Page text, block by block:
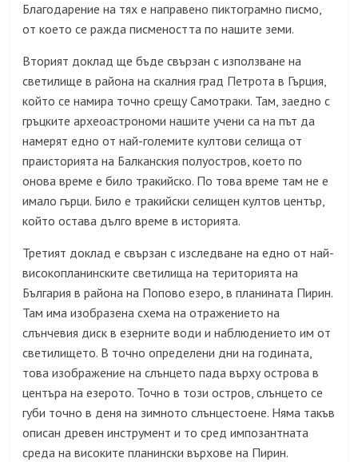
Благодарение на тях е направено пиктограмно писмо,
от което се ражда писмеността по нашите земи.
Вторият доклад ще бъде свързан с използване на
светилище в района на скалния град Петрота в Гърция,
който се намира точно срещу Самотраки. Там, заедно с
гръцките археоастрономи нашите учени са на път да
намерят едно от най-големите култови селища от
праисторията на Балканския полуостров, което по
онова време е било тракийско. По това време там не е
имало гърци. Било е тракийски селищен култов център,
който остава дълго време в историята.
Третият доклад е свързан с изследване на едно от най-
високопланинските светилища на територията на
България в района на Попово езеро, в планината Пирин.
Там има изобразена схема на отражението на
слънчевия диск в езерните води и наблюдението им от
светилището. В точно определени дни на годината,
това изображение на слънцето пада върху острова в
центъра на езерото. Точно в този остров, слънцето се
губи точно в деня на зимното слънцестоене. Няма такъв
описан древен инструмент и то сред импозантната
среда на високите планински върхове на Пирин.